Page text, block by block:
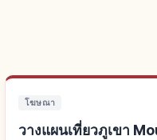
โฆษณา
วางแผนเที่ยวภูเขา